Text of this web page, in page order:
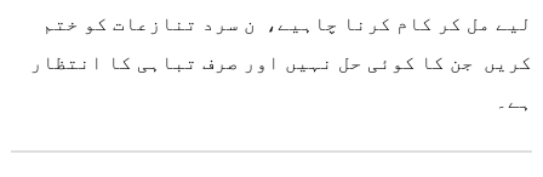
لیے مل کر کام کرنا چاہیے، ن سرد تنازعات کو ختم
کریں جن کا کوئی حل نہیں اور صرف تباہی کا انتظار
ہے۔